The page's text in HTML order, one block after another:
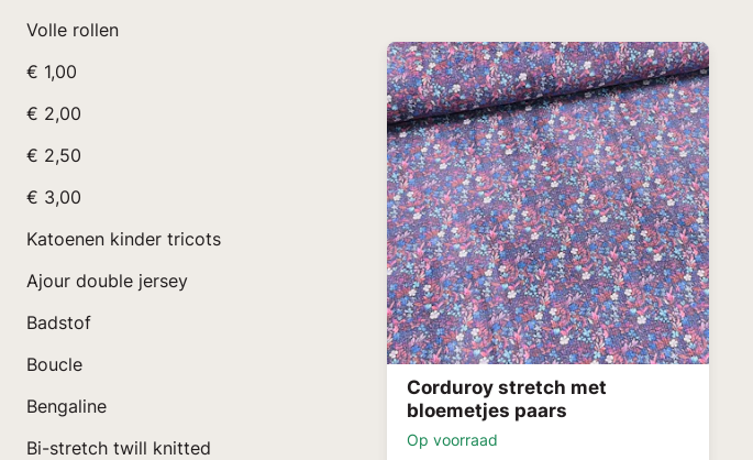
Volle rollen
€ 1,00
€ 2,00
€ 2,50
€ 3,00
Katoenen kinder tricots
Ajour double jersey
Badstof
Boucle
Bengaline
Bi-stretch twill knitted
Corduroy stretch met
bloemetjes paars
Op voorraad